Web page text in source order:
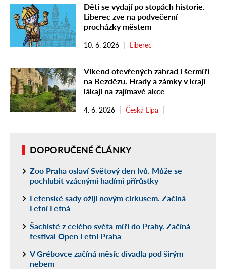
Děti se vydají po stopách historie.
Liberec zve na podvečerní
procházky městem
10. 6. 2026 Liberec
Víkend otevřených zahrad i šermíři
na Bezdězu. Hrady a zámky v kraji
lákají na zajímavé akce
4. 6. 2026 Česká Lípa
DOPORUČENÉ ČLÁNKY
Zoo Praha oslaví Světový den lvů. Může se
pochlubit vzácnými hadími přírůstky
Letenské sady ožijí novým cirkusem. Začíná
Letní Letná
Šachisté z celého světa míří do Prahy. Začíná
festival Open Letní Praha
V Grébovce začíná měsíc divadla pod širým
nebem